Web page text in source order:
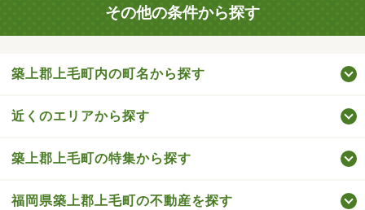
その他の条件から探す
築上郡上毛町内の町名から探す
近くのエリアから探す
築上郡上毛町の特集から探す
福岡県築上郡上毛町の不動産を探す